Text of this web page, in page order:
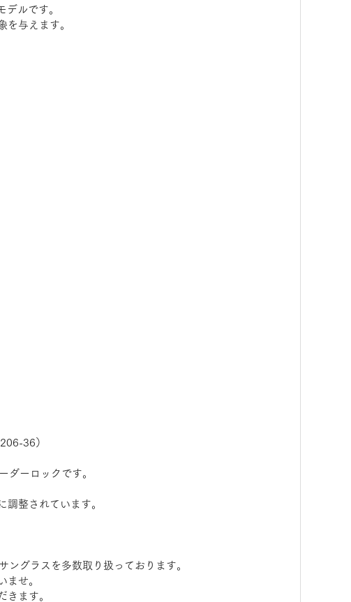
デルです。
を与えます。
36）
ダーロックです。
調整されています。
ングラスを多数取り扱っております。
ませ。
きます。